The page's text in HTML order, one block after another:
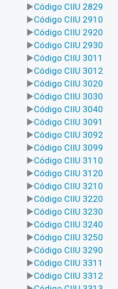
Código CIIU 2829
Código CIIU 2910
Código CIIU 2920
Código CIIU 2930
Código CIIU 3011
Código CIIU 3012
Código CIIU 3020
Código CIIU 3030
Código CIIU 3040
Código CIIU 3091
Código CIIU 3092
Código CIIU 3099
Código CIIU 3110
Código CIIU 3120
Código CIIU 3210
Código CIIU 3220
Código CIIU 3230
Código CIIU 3240
Código CIIU 3250
Código CIIU 3290
Código CIIU 3311
Código CIIU 3312